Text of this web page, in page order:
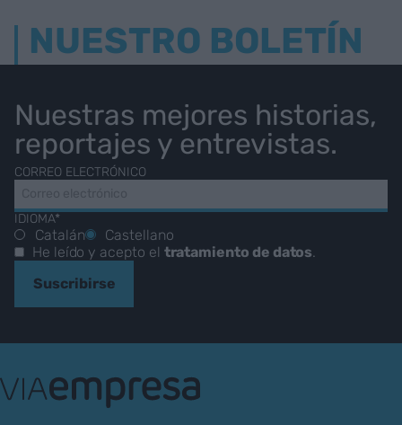
NUESTRO BOLETÍN
Nuestras mejores historias,
reportajes y entrevistas.
CORREO ELECTRÓNICO
IDIOMA*
Catalán
Castellano
He leído y acepto el tratamiento de datos
Suscribirse